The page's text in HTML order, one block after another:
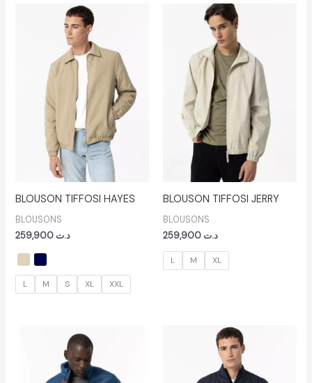
BLOUSON TIFFOSI HAYES
BLOUSONS
د.ت
L M S XL XXL
BLOUSON TIFFOSI JERRY
BLOUSONS
د.ت
L M XL